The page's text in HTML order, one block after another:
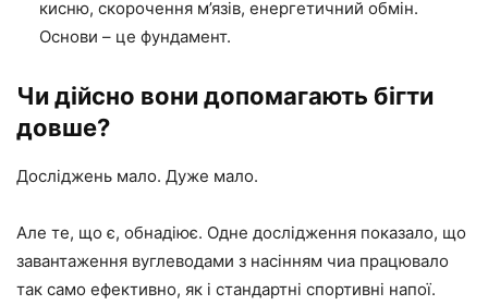
кисню, скорочення м’язів, енергетичний обмін.
Основи – це фундамент.
Чи дійсно вони допомагають бігти
довше?
Досліджень мало. Дуже мало.
Але те, що є, обнадіює. Одне дослідження показало, що
завантаження вуглеводами з насінням чиа працювало
так само ефективно, як і стандартні спортивні напої.